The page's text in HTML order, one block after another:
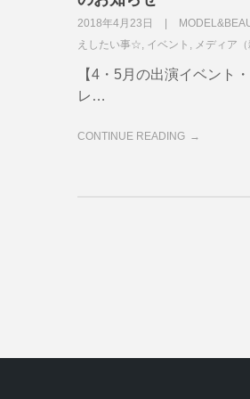
2018年4月23日
えしたい事☆, イベント , メディア
【4・5月の出演イベント
レ…
CONTINUE READING